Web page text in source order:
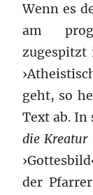
Wenn es
am
zugespitzt
geht, so
Text ab. In
die Kreatur
der